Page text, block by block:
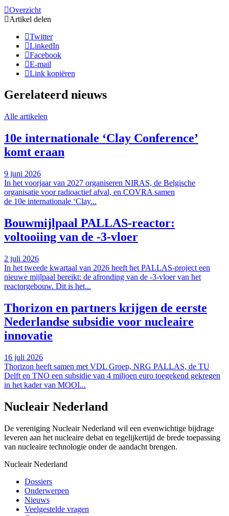
Overzicht
Artikel delen
Twitter
LinkedIn
Facebook
E-mail
Link kopiëren
Gerelateerd nieuws
Alle artikelen
10e internationale ‘Clay Conference’
komt eraan
9 juni 2026
In het voorjaar van 2027 organiseren NIRAS, de Belgische
organisatie voor radioactief afval, en COVRA samen
de 10e internationale ‘Clay...
Bouwmijlpaal PALLAS-reactor:
voltooiing van de -3-vloer
2 juli 2026
In het tweede kwartaal van 2026 heeft het PALLAS-project een
nieuwe mijlpaal bereikt: de afronding van de -3-vloer van het
reactorgebouw. Dit is het...
Thorizon en partners krijgen de eerste
Nederlandse subsidie voor nucleaire
innovatie
16 juli 2026
Thorizon heeft samen met VDL Groep, NRG PALLAS, de TU
Delft en TNO een subsidie van 4 miljoen euro toegekend gekregen
in het kader van MOOI...
Nucleair Nederland
De vereniging Nucleair Nederland wil een evenwichtige bijdrage
leveren aan het nucleaire debat en tegelijkertijd de brede toepassing
van nucleaire technologie onder de aandacht brengen.
Nucleair Nederland
Dossiers
Onderwerpen
Nieuws
Veelgestelde vragen